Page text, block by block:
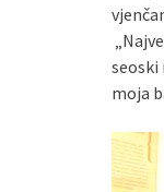
seoski
moja